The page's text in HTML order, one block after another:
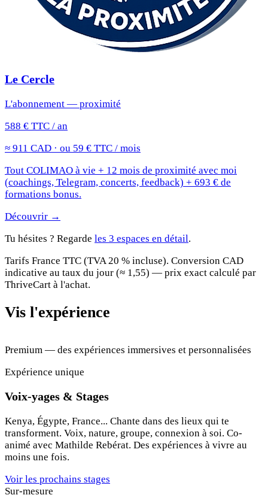
Le Cercle
L'abonnement — proximité
588 € TTC / an
≈ 911 CAD · ou 59 € TTC / mois
Tout COLIMAO à vie + 12 mois de proximité avec moi
(coachings, Telegram, concerts, feedback) + 693 € de
formations bonus.
Découvrir →
Tu hésites ? Regarde les 3 espaces en détail.
Tarifs France TTC (TVA 20 % incluse). Conversion CAD
indicative au taux du jour (≈ 1,55) — prix exact calculé par
ThriveCart à l'achat.
Vis l'expérience
Premium — des expériences immersives et personnalisées
Expérience unique
Voix-yages & Stages
Kenya, Égypte, France... Chante dans des lieux qui te
transforment. Voix, nature, groupe, connexion à soi. Co-
animé avec Mathilde Rebérat. Des expériences à vivre au
moins une fois.
Voir les prochains stages
Sur-mesure